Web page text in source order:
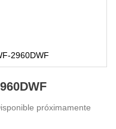
2960DWF
próximamente